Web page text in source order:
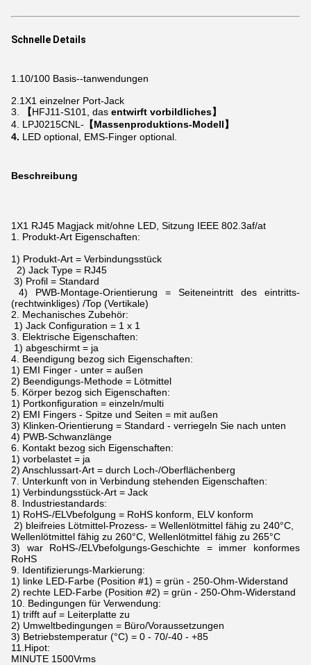
Schnelle Details
1.10/100 Basis--tanwendungen
2.1X1 einzelner Port-Jack
3.
【HFJ11-S101, das entwirft vorbildliches】
4. LPJ0215CNL- 【Massenproduktions-Modell】
4. LED optional, EMS-Finger optional.
Beschreibung
1X1 RJ45 Magjack mit/ohne LED, Sitzung IEEE 802.3af/at
1. Produkt-Art Eigenschaften:
1) Produkt-Art = Verbindungsstück
2) Jack Type = RJ45
3) Profil = Standard
4) PWB-Montage-Orientierung = Seiteneintritt des eintritts-
(rechtwinkliges) /Top (Vertikale)
2. Mechanisches Zubehör:
1) Jack Configuration = 1 x 1
3. Elektrische Eigenschaften:
1) abgeschirmt = ja
4. Beendigung bezog sich Eigenschaften:
1) EMI Finger - unter = außen
2) Beendigungs-Methode = Lötmittel
5. Körper bezog sich Eigenschaften:
1) Portkonfiguration = einzeln/multi
2) EMI Fingers - Spitze und Seiten = mit außen
3) Klinken-Orientierung = Standard - verriegeln Sie nach unten
4) PWB-Schwanzlänge
6. Kontakt bezog sich Eigenschaften:
1) vorbelastet = ja
2) Anschlussart-Art = durch Loch-/Oberflächenberg
7. Unterkunft von in Verbindung stehenden Eigenschaften:
1) Verbindungsstück-Art = Jack
8. Industriestandards:
1) RoHS-/ELVbefolgung = RoHS konform, ELV konform
2) bleifreies Lötmittel-Prozess- = Wellenlötmittel fähig zu 240°C,
Wellenlötmittel fähig zu 260°C, Wellenlötmittel fähig zu 265°C
3) war RoHS-/ELVbefolgungs-Geschichte = immer konformes
RoHS
9. Identifizierungs-Markierung:
1) linke LED-Farbe (Position #1) = grün - 250-Ohm-Widerstand
2) rechte LED-Farbe (Position #2) = grün - 250-Ohm-Widerstand
10. Bedingungen für Verwendung:
1) trifft auf = Leiterplatte zu
2) Umweltbedingungen = Büro/Voraussetzungen
3) Betriebstemperatur (°C) = 0 - 70/-40 - +85
11.Hipot:
MINUTE 1500Vrms